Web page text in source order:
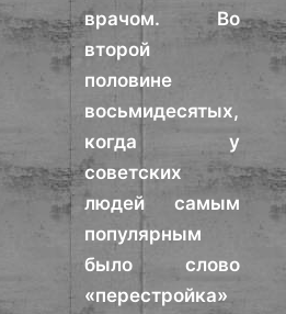
врачом. Во
второй
половине
восьмидесятых,
когда у
советских
людей самым
популярным
было слово
«перестройка»